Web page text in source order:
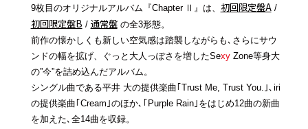
9枚目のオリジナルアルバム『Chapter Ⅱ 』は、 初回限定盤A/
初回限定盤B / 通常盤の全3形態。
前作の懐かしくも新しい空気感は踏襲しながらも､さらにサウ
ンドの幅を拡げ、ぐっと大人っぽさを増したSexyZone等身大
の”今”を詰め込んだアルバム。
シングル曲である平井 大の提供楽曲｢Trust Me, Trust You.｣､iri
の提供楽曲｢Cream｣のほか､｢Purple Rain｣をはじめ12曲の新曲
を加えた､全14曲を収録。